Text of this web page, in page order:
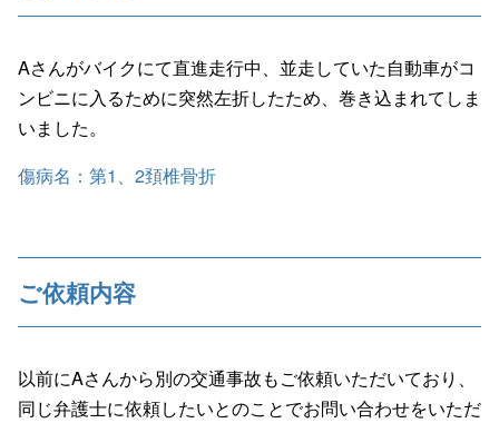
Aさんがバイクにて直進走行中、並走していた自動車がコ
ンビニに入るために突然左折したため、巻き込まれてしま
いました。
傷病名：第1、2頚椎骨折
ご依頼内容
以前にAさんから別の交通事故もご依頼いただいており、
同じ弁護士に依頼したいとのことでお問い合わせをいただ